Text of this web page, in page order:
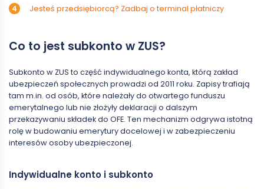
Jesteś przedsiębiorcą? Zadbaj o terminal płatniczy
Co to jest subkonto w ZUS?
Subkonto w ZUS to część indywidualnego konta, którą zakład
ubezpieczeń społecznych prowadzi od 2011 roku. Zapisy trafiają
tam m.in. od osób, które należały do otwartego funduszu
emerytalnego lub nie złożyły deklaracji o dalszym
przekazywaniu składek do OFE. Ten mechanizm odgrywa istotną
rolę w budowaniu emerytury docelowej i w zabezpieczeniu
interesów osoby ubezpieczonej.
Indywidualne konto i subkonto